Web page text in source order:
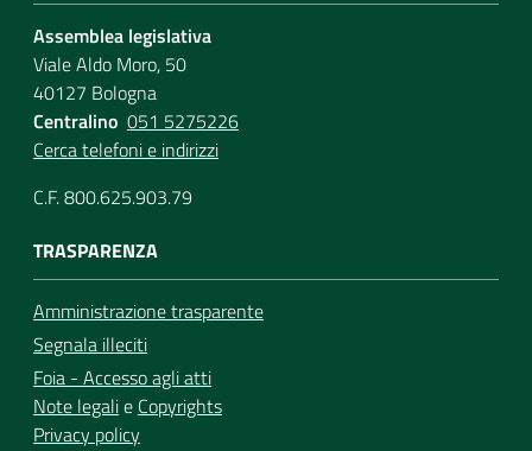
Assemblea legislativa
Viale Aldo Moro, 50
40127 Bologna
Centralino 051 5275226
Cerca telefoni e indirizzi
C.F. 800.625.903.79
TRASPARENZA
Amministrazione trasparente
Segnala illeciti
Foia - Accesso agli atti
Note legalie Copyrights
Privacy policy